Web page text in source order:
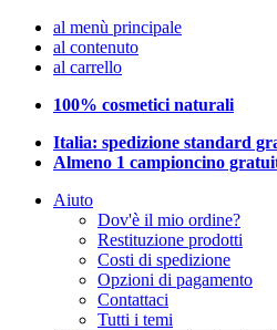
al menù principale
al contenuto
al carrello
100% cosmetici naturali
Italia: spedizione standard
Almeno 1 campioncino
Aiuto
Dov'è il mio ordine?
Restituzione prodotti
Costi di spedizione
Opzioni di pagamento
Contattaci
Tutti i temi